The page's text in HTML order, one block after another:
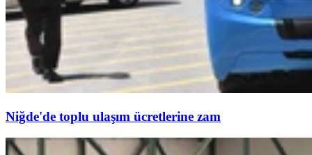
Niğde'de toplu ulaşım ücretlerine zam